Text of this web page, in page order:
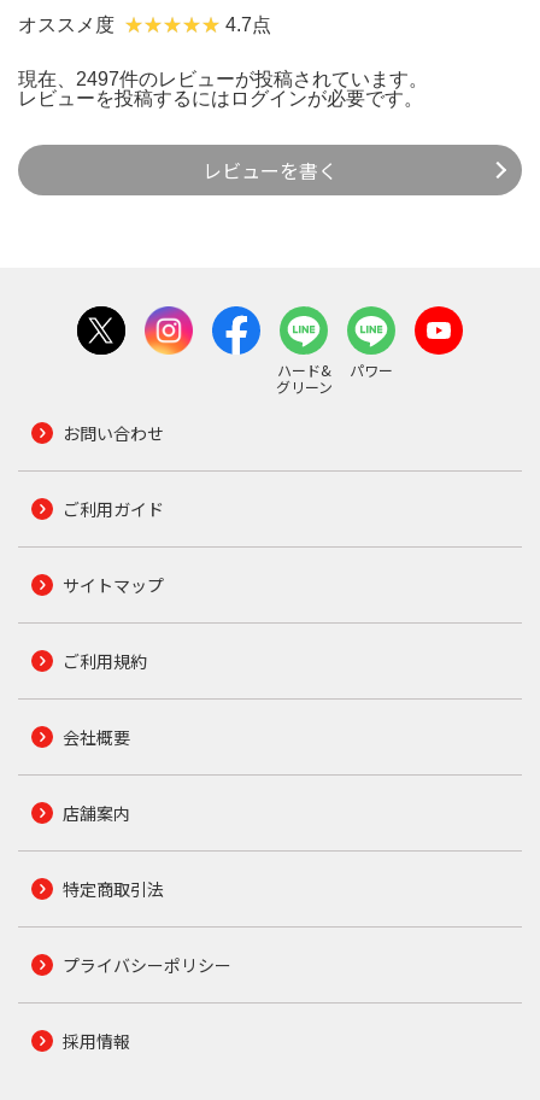
オススメ度 4.7点
現在、2497件のレビューが投稿されています。
レビューを投稿するには ログインが必要です。
レビューを書く
ハード&
グリーン
パワー
お問い合わせ
ご利用ガイド
サイトマップ
ご利用規約
会社概要
店舗案内
特定商取引法
プライバシーポリシー
採用情報